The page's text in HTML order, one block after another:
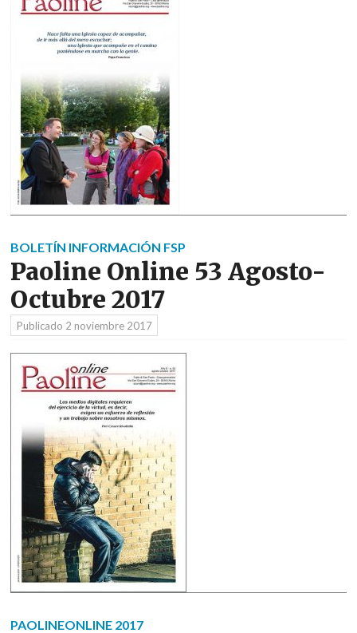
BOLETÍN INFORMACIÓN FSP
Paoline Online 53 Agosto-
Octubre 2017
Publicado 2 noviembre 2017
PAOLINEONLINE 2017